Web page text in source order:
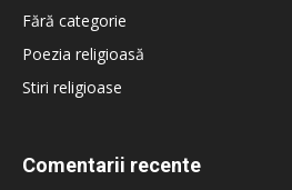
Fără categorie
Poezia religioasă
Stiri religioase
Comentarii recente